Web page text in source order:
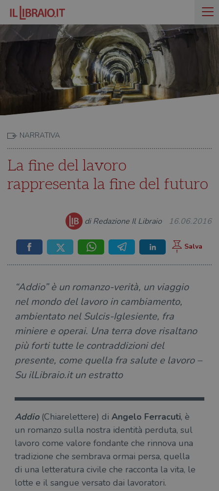
NARRATIVA
La fine del lavoro
rappresenta la fine del futuro
di Redazione Il Libraio 16.06.2016
“Addio” è un romanzo-verità, un viaggio
nel mondo del lavoro in cambiamento,
ambientato nel Sulcis-Iglesiente, fra
miniere e operai. Una terra dove risaltano
più forti tutte le contraddizioni del
presente, come quella fra salute e lavoro –
Su ilLibraio.it un estratto
Addio (Chiarelettere) di Angelo Ferracuti, è
un romanzo sulla nostra identità perduta, sul
lavoro come valore fondante che rinnova una
tradizione che sembrava ormai persa, quella
di una letteratura civile che racconta la vita, le
lotte e il sangue versato dai lavoratori.